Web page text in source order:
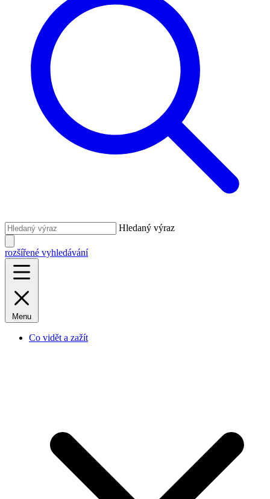
Hledaný výraz
rozšířené vyhledávání
Menu
Co vidět a zažít